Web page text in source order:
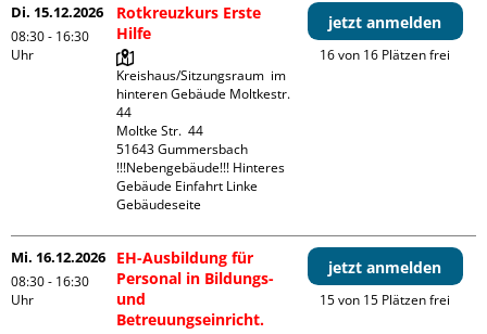
Di. 15.12.2026
08:30 - 16:30
Uhr
Rotkreuzkurs Erste
Hilfe
Kreishaus/Sitzungsraum  im
hinteren Gebäude Moltkestr.
44
Moltke Str.  44
51643 Gummersbach
!!!Nebengebäude!!! Hinteres
Gebäude Einfahrt Linke
Gebäudeseite
jetzt anmelden
16 von 16 Plätzen frei
Mi. 16.12.2026
08:30 - 16:30
Uhr
EH-Ausbildung für
Personal in Bildungs-
und
Betreuungseinricht.
jetzt anmelden
15 von 15 Plätzen frei